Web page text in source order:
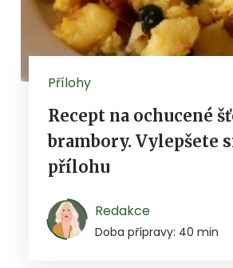
Přílohy
Recept na ochucené
brambory. Vylepšete
přílohu
Redakce
Doba přípravy: 40 min